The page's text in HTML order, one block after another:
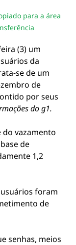
twitter
pelo email
link da notícia
para a área
(3) um
da
se de um
de
por seus
do g1.
vazamento
de
1,2
foram
de
senhas, meios